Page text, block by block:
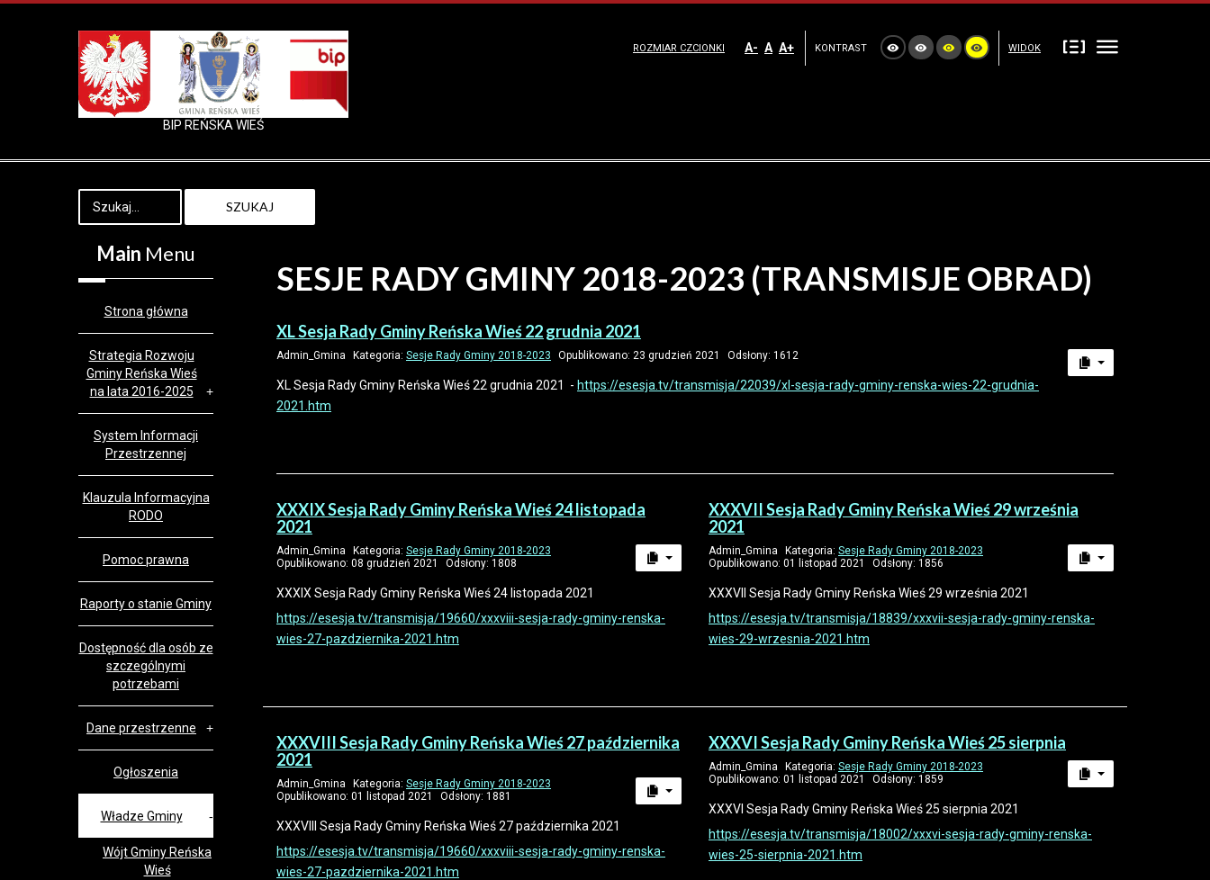
BIP REŃSKA WIEŚ
ROZMIAR CZCIONKI A- A A+ KONTRAST WIDOK
SZUKAJ
SESJE RADY GMINY 2018-2023 (TRANSMISJE OBRAD)
XL Sesja Rady Gminy Reńska Wieś 22 grudnia 2021
Admin_Gmina Kategoria: Sesje Rady Gminy 2018-2023 Opublikowano: 23 grudzień 2021 Odsłony: 1612
XL Sesja Rady Gminy Reńska Wieś 22 grudnia 2021 - https://esesja.tv/transmisja/22039/xl-sesja-rady-gminy-renska-wies-22-grudnia-
2021.htm
XXXIX Sesja Rady Gminy Reńska Wieś 24 listopada
2021
Admin_Gmina Kategoria: Sesje Rady Gminy 2018-2023
Opublikowano: 08 grudzień 2021
Odsłony: 1808
XXXIX Sesja Rady Gminy Reńska Wieś 24 listopada 2021
https://esesja.tv/transmisja/19660/xxxviii-sesja-rady-gminy-renska-
wies-27-pazdziernika-2021.htm
XXXVII Sesja Rady Gminy Reńska Wieś 29 września
2021
Admin_Gmina Kategoria: Sesje Rady Gminy 2018-2023
Opublikowano: 01 listopad 2021
Odsłony: 1856
XXXVII Sesja Rady Gminy Reńska Wieś 29 września 2021
https://esesja.tv/transmisja/18839/xxxvii-sesja-rady-gminy-renska-
wies-29-wrzesnia-2021.htm
XXXVIII Sesja Rady Gminy Reńska Wieś 27 października
2021
Admin_Gmina Kategoria: Sesje Rady Gminy 2018-2023
Opublikowano: 01 listopad 2021
Odsłony: 1881
XXXVIII Sesja Rady Gminy Reńska Wieś 27 października 2021
https://esesja.tv/transmisja/19660/xxxviii-sesja-rady-gminy-renska-
wies-27-pazdziernika-2021.htm
XXXVI Sesja Rady Gminy Reńska Wieś 25 sierpnia
Admin_Gmina Kategoria: Sesje Rady Gminy 2018-2023
Opublikowano: 01 listopad 2021
Odsłony: 1859
XXXVI Sesja Rady Gminy Reńska Wieś 25 sierpnia 2021
https://esesja.tv/transmisja/18002/xxxvi-sesja-rady-gminy-renska-
wies-25-sierpnia-2021.htm
Main Menu
Strona główna
Strategia Rozwoju
Gminy Reńska Wieś
na lata 2016-2025
System Informacji
Przestrzennej
Klauzula Informacyjna
RODO
Pomoc prawna
Raporty o stanie Gminy
Dostępność dla osób ze
szczególnymi
potrzebami
Dane przestrzenne
Ogłoszenia
Władze Gminy
Wójt Gminy Reńska
Wieś